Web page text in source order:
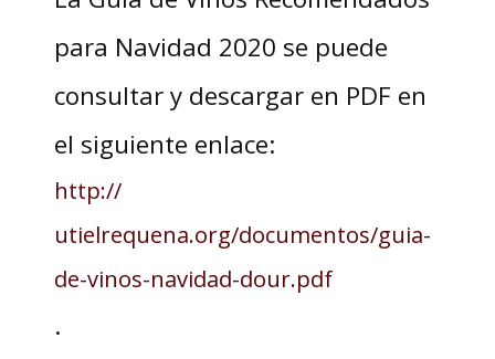
para Navidad 2020 se puede
consultar y descargar en PDF en
el siguiente enlace:
http://
utielrequena.org/documentos/guia-
de-vinos-navidad-dour.pdf
.